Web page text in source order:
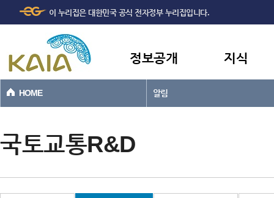
본문바로가기
이 누리집은 대한민국 공식 전자정부 누리집입니다.
정보공개 지식
HOME 알림
국토교통R&D